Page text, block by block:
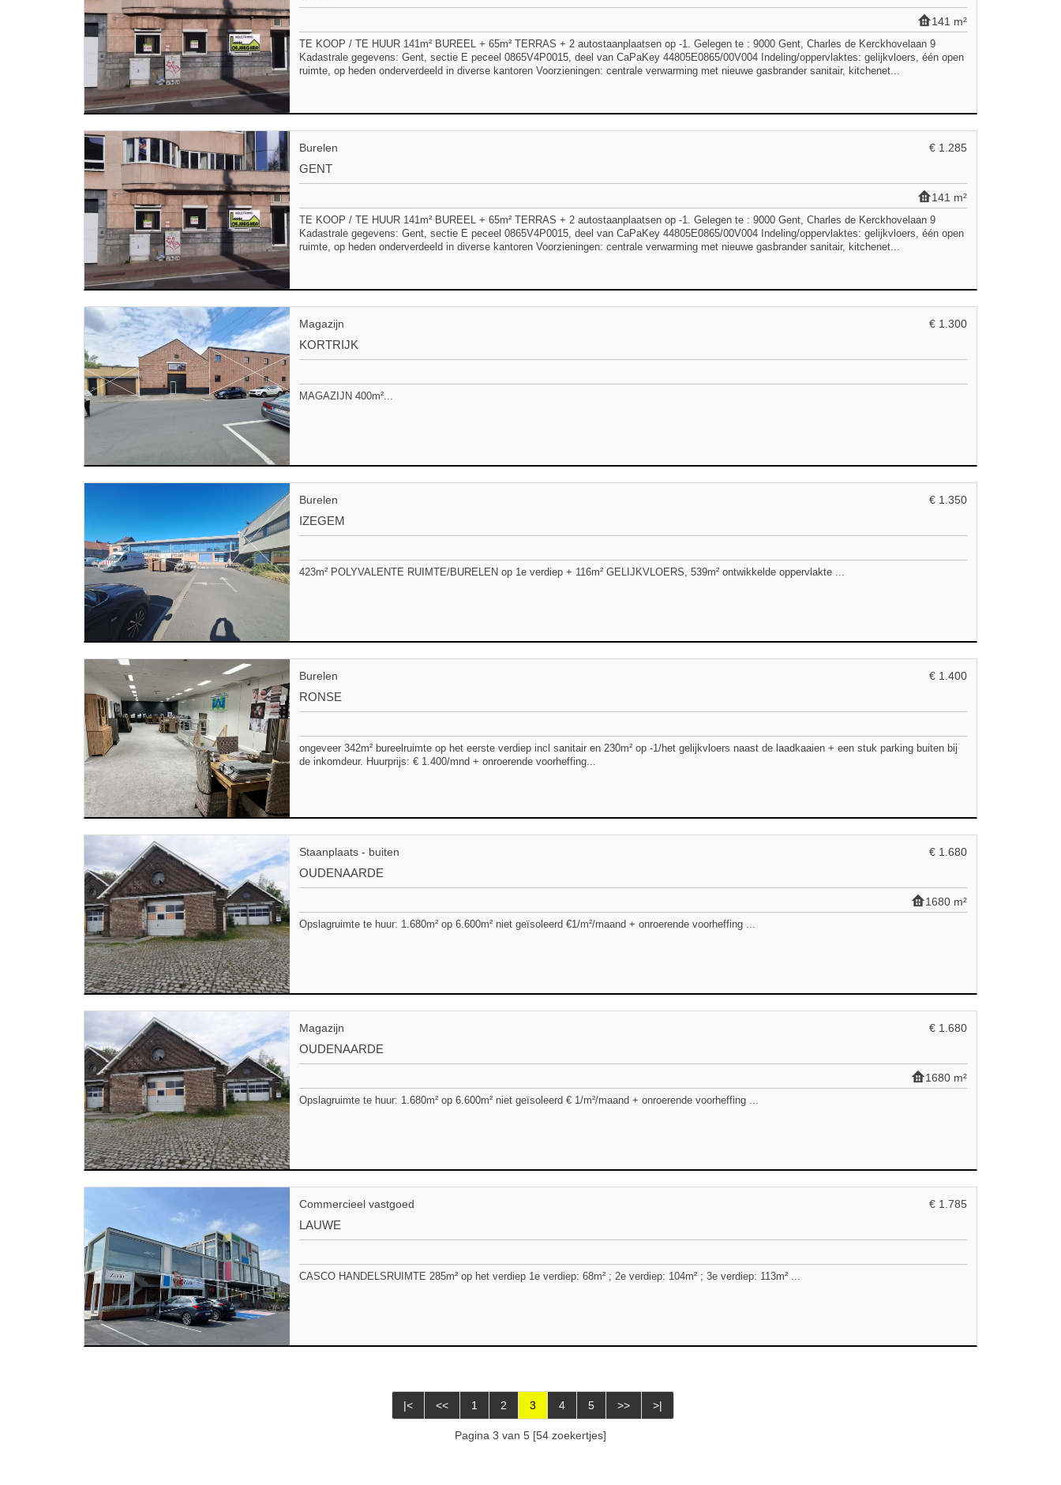
141 m²
TE KOOP / TE HUUR 141m² BUREEL + 65m² TERRAS + 2 autostaanplaatsen op -1. Gelegen te : 9000 Gent, Charles de Kerckhovelaan 9
Kadastrale gegevens: Gent, sectie E peceel 0865V4P0015, deel van CaPaKey 44805E0865/00V004 Indeling/oppervlaktes: gelijkvloers, één open
ruimte, op heden onderverdeeld in diverse kantoren Voorzieningen: centrale verwarming met nieuwe gasbrander sanitair, kitchenet...
Burelen € 1.285
GENT
141 m²
TE KOOP / TE HUUR 141m² BUREEL + 65m² TERRAS + 2 autostaanplaatsen op -1. Gelegen te : 9000 Gent, Charles de Kerckhovelaan 9
Kadastrale gegevens: Gent, sectie E peceel 0865V4P0015, deel van CaPaKey 44805E0865/00V004 Indeling/oppervlaktes: gelijkvloers, één open
ruimte, op heden onderverdeeld in diverse kantoren Voorzieningen: centrale verwarming met nieuwe gasbrander sanitair, kitchenet...
Magazijn € 1.300
KORTRIJK
MAGAZIJN 400m²...
Burelen € 1.350
IZEGEM
423m² POLYVALENTE RUIMTE/BURELEN op 1e verdiep + 116m² GELIJKVLOERS, 539m² ontwikkelde oppervlakte ...
Burelen € 1.400
RONSE
ongeveer 342m² bureelruimte op het eerste verdiep incl sanitair en 230m² op -1/het gelijkvloers naast de laadkaaien + een stuk parking buiten bij
de inkomdeur. Huurprijs: € 1.400/mnd + onroerende voorheffing...
Staanplaats - buiten € 1.680
OUDENAARDE
1680 m²
Opslagruimte te huur: 1.680m² op 6.600m² niet geïsoleerd €1/m²/maand + onroerende voorheffing ...
Magazijn € 1.680
OUDENAARDE
1680 m²
Opslagruimte te huur: 1.680m² op 6.600m² niet geïsoleerd € 1/m²/maand + onroerende voorheffing ...
Commercieel vastgoed € 1.785
LAUWE
CASCO HANDELSRUIMTE 285m² op het verdiep 1e verdiep: 68m² ; 2e verdiep: 104m² ; 3e verdiep: 113m² ...
|< << 1 2 3 4 5 >> >|
Pagina 3 van 5 [54 zoekertjes]